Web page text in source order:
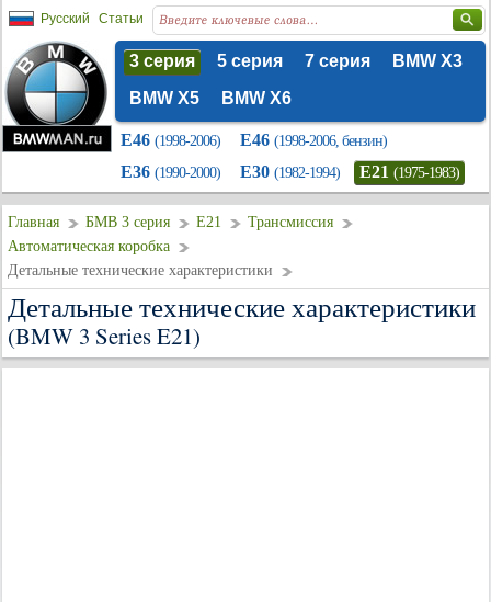
Русский Статьи
3 серия 5 серия 7 серия
BMW X3
BMW X5
BMW X6
E46 (1998-2006) E46 (1998-2006, бензин)
E36 (1990-2000) E30 (1982-1994) E21 (1975-1983)
Главная БМВ 3 серия E21
Трансмиссия
Автоматическая коробка
Детальные технические характеристики
Детальные технические характеристики
(BMW 3 Series E21)